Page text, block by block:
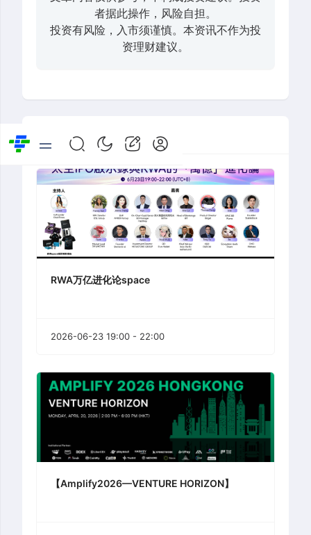
者据此操作，风险自担。
投资有风险，入市须谨慎。本资讯不作为投
资理财建议。
推荐活动
RWA万亿进化论space
2026-06-23 19:00 - 22:00
【Amplify2026—VENTURE HORIZON】